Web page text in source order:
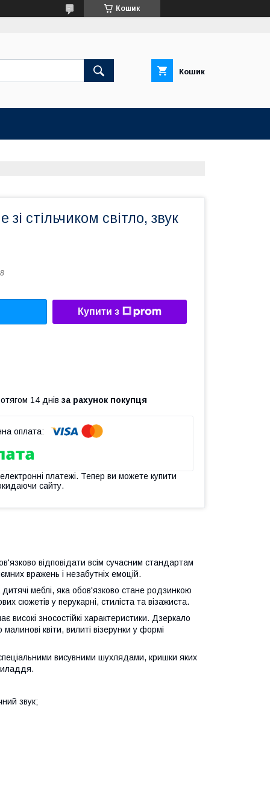
Кошик
Кошик
стільчиком світло, звук
Купити з
14 днів за рахунок покупця
платежі. Тепер ви можете купити
сайту.
відповідати всім сучасним стандартам
вражень і незабутніх емоцій.
меблі, яка обов'язково стане родзинкою
сюжетів у перукарні, стиліста та візажиста.
зносостійкі характеристики. Дзеркало
квіти, вилиті візерунки у формі
висувними шухлядами, кришки яких
звук;